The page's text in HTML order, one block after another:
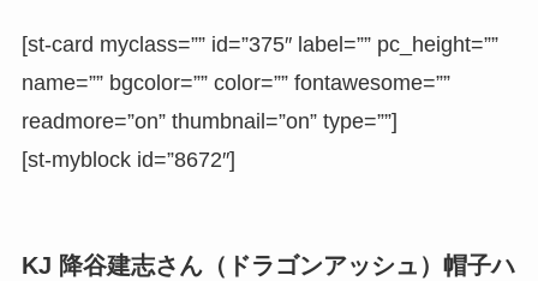
[st-card myclass=”” id=”375″ label=”” pc_height=””
name=”” bgcolor=”” color=”” fontawesome=””
readmore=”on” thumbnail=”on” type=””]
[st-myblock id=”8672″]
KJ 降谷建志さん（ドラゴンアッシュ）帽子ハ